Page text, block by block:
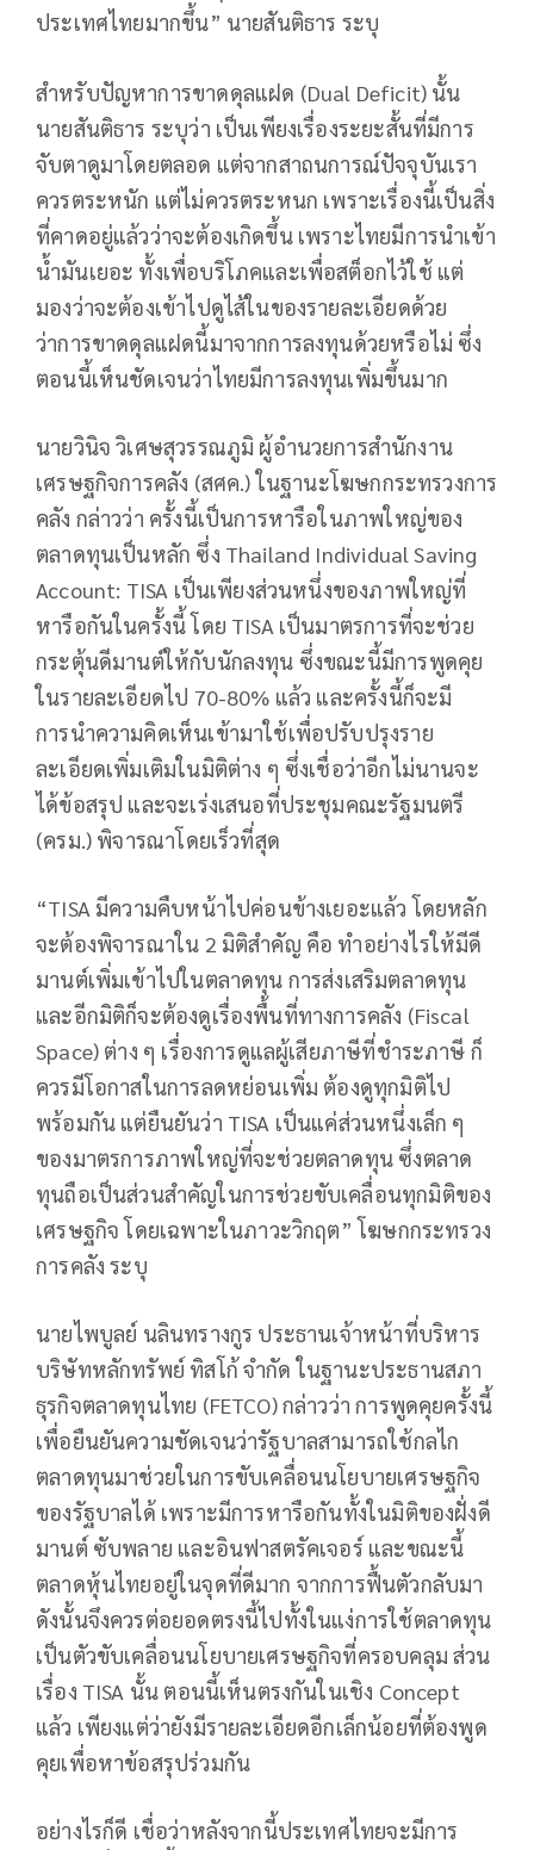
ประเทศไทยมากขึ้น” นายสันติธาร ระบุ
สำหรับปัญหาการขาดดุลแฝด (Dual Deficit) นั้น
นายสันติธาร ระบุว่า เป็นเพียงเรื่องระยะสั้นที่มีการ
จับตาดูมาโดยตลอด แต่จากสาถนการณ์ปัจจุบันเรา
ควรตระหนัก แต่ไม่ควรตระหนก เพราะเรื่องนี้เป็นสิ่ง
ที่คาดอยู่แล้วว่าจะต้องเกิดขึ้น เพราะไทยมีการนำเข้า
น้ำมันเยอะ ทั้งเพื่อบริโภคและเพื่อสต็อกไว้ใช้ แต่
มองว่าจะต้องเข้าไปดูไส้ในของรายละเอียดด้วย
ว่าการขาดดุลแฝดนี้มาจากการลงทุนด้วยหรือไม่ ซึ่ง
ตอนนี้เห็นชัดเจนว่าไทยมีการลงทุนเพิ่มขึ้นมาก
นายวินิจ วิเศษสุวรรณภูมิ ผู้อำนวยการสำนักงาน
เศรษฐกิจการคลัง (สศค.) ในฐานะโฆษกกระทรวงการ
คลัง กล่าวว่า ครั้งนี้เป็นการหารือในภาพใหญ่ของ
ตลาดทุนเป็นหลัก ซึ่ง Thailand Individual Saving
Account: TISA เป็นเพียงส่วนหนึ่งของภาพใหญ่ที่
หารือกันในครั้งนี้ โดย TISA เป็นมาตรการที่จะช่วย
กระตุ้นดีมานต์ให้กับนักลงทุน ซึ่งขณะนี้มีการพูดคุย
ในรายละเอียดไป 70-80% แล้ว และครั้งนี้ก็จะมี
การนำความคิดเห็นเข้ามาใช้เพื่อปรับปรุงราย
ละเอียดเพิ่มเติมในมิติต่าง ๆ ซึ่งเชื่อว่าอีกไม่นานจะ
ได้ข้อสรุป และจะเร่งเสนอที่ประชุมคณะรัฐมนตรี
(ครม.) พิจารณาโดยเร็วที่สุด
“TISA มีความคืบหน้าไปค่อนข้างเยอะแล้ว โดยหลัก
จะต้องพิจารณาใน 2 มิติสำคัญ คือ ทำอย่างไรให้มีดี
มานต์เพิ่มเข้าไปในตลาดทุน การส่งเสริมตลาดทุน
และอีกมิติก็จะต้องดูเรื่องพื้นที่ทางการคลัง (Fiscal
Space) ต่าง ๆ เรื่องการดูแลผู้เสียภาษีที่ชำระภาษี ก็
ควรมีโอกาสในการลดหย่อนเพิ่ม ต้องดูทุกมิติไป
พร้อมกัน แต่ยืนยันว่า TISA เป็นแค่ส่วนหนึ่งเล็ก ๆ
ของมาตรการภาพใหญ่ที่จะช่วยตลาดทุน ซึ่งตลาด
ทุนถือเป็นส่วนสำคัญในการช่วยขับเคลื่อนทุกมิติของ
เศรษฐกิจ โดยเฉพาะในภาวะวิกฤต” โฆษกกระทรวง
การคลัง ระบุ
นายไพบูลย์ นลินทรางกูร ประธานเจ้าหน้าที่บริหาร
บริษัทหลักทรัพย์ ทิสโก้ จำกัด ในฐานะประธานสภา
ธุรกิจตลาดทุนไทย (FETCO) กล่าวว่า การพูดคุยครั้งนี้
เพื่อยืนยันความชัดเจนว่ารัฐบาลสามารถใช้กลไก
ตลาดทุนมาช่วยในการขับเคลื่อนนโยบายเศรษฐกิจ
ของรัฐบาลได้ เพราะมีการหารือกันทั้งในมิติของฝั่งดี
มานต์ ซับพลาย และอินฟาสตรัคเจอร์ และขณะนี้
ตลาดหุ้นไทยอยู่ในจุดที่ดีมาก จากการฟื้นตัวกลับมา
ดังนั้นจึงควรต่อยอดตรงนี้ไปทั้งในแง่การใช้ตลาดทุน
เป็นตัวขับเคลื่อนนโยบายเศรษฐกิจที่ครอบคลุม ส่วน
เรื่อง TISA นั้น ตอนนี้เห็นตรงกันในเชิง Concept
แล้ว เพียงแต่ว่ายังมีรายละเอียดอีกเล็กน้อยที่ต้องพูด
คุยเพื่อหาข้อสรุปร่วมกัน
อย่างไรก็ดี เชื่อว่าหลังจากนี้ประเทศไทยจะมีการ